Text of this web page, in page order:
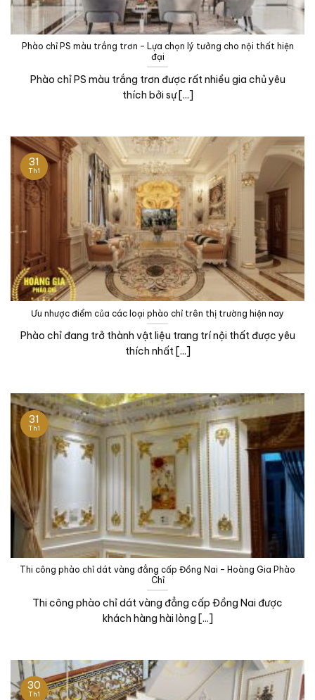
Phào chỉ PS màu trắng trơn – Lựa chọn lý tưởng cho nội thất hiện
đại
Phào chỉ PS màu trắng trơn được rất nhiều gia chủ yêu
thích bởi sự [...]
Ưu nhược điểm của các loại phào chỉ trên thị trường hiện nay
Phào chỉ đang trở thành vật liệu trang trí nội thất được yêu
thích nhất [...]
31
Th1
Thi công phào chỉ dát vàng đẳng cấp Đồng Nai – Hoàng Gia Phào
Chỉ
Thi công phào chỉ dát vàng đẳng cấp Đồng Nai được
khách hàng hài lòng [...]
31
Th1
30
Th1